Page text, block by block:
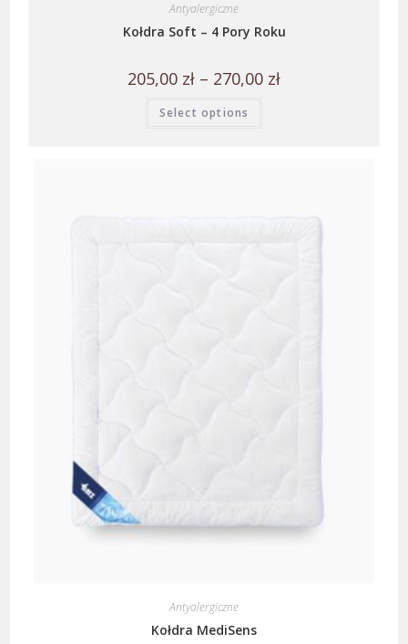
Antyalergiczne
Kołdra Soft – 4 Pory Roku
205,00 zł – 270,00 zł
Select options
Antyalergiczne
Kołdra MediSens